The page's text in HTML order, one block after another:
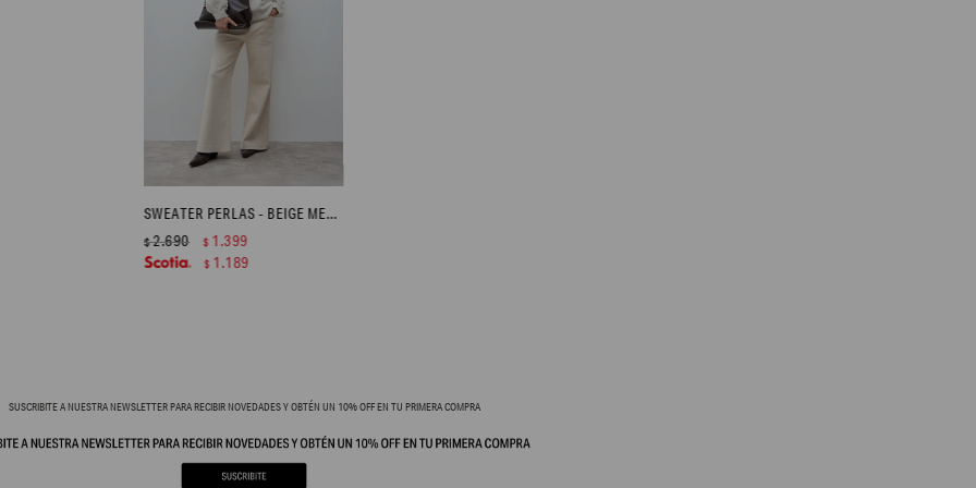
SWEATER PERLAS - BEIGE MELANGE
$2.690 $ 1.399
$ 1.189
SUSCRIBITE A NUESTRA NEWSLETTER PARA RECIBIR NOVEDADES Y OBTÉN UN 10% OFF EN TU PRIMERA COMPRA